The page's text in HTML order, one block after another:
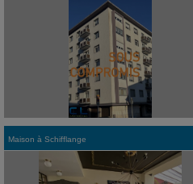
Maison à Schifflange